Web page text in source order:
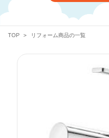
TOP > リフォーム商品の一覧